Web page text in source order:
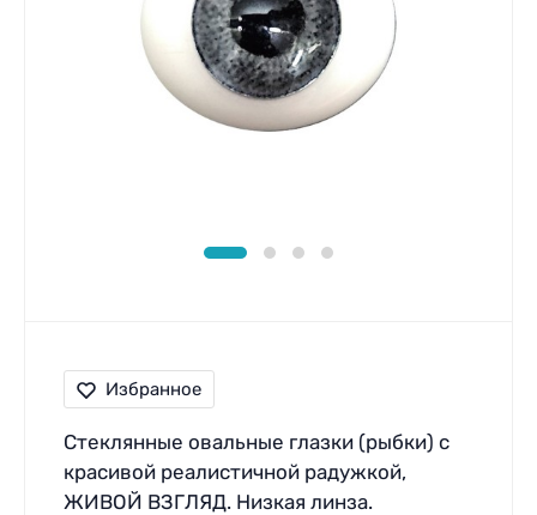
Избранное
Стеклянные овальные глазки (рыбки) с
красивой реалистичной радужкой,
ЖИВОЙ ВЗГЛЯД. Низкая линза.